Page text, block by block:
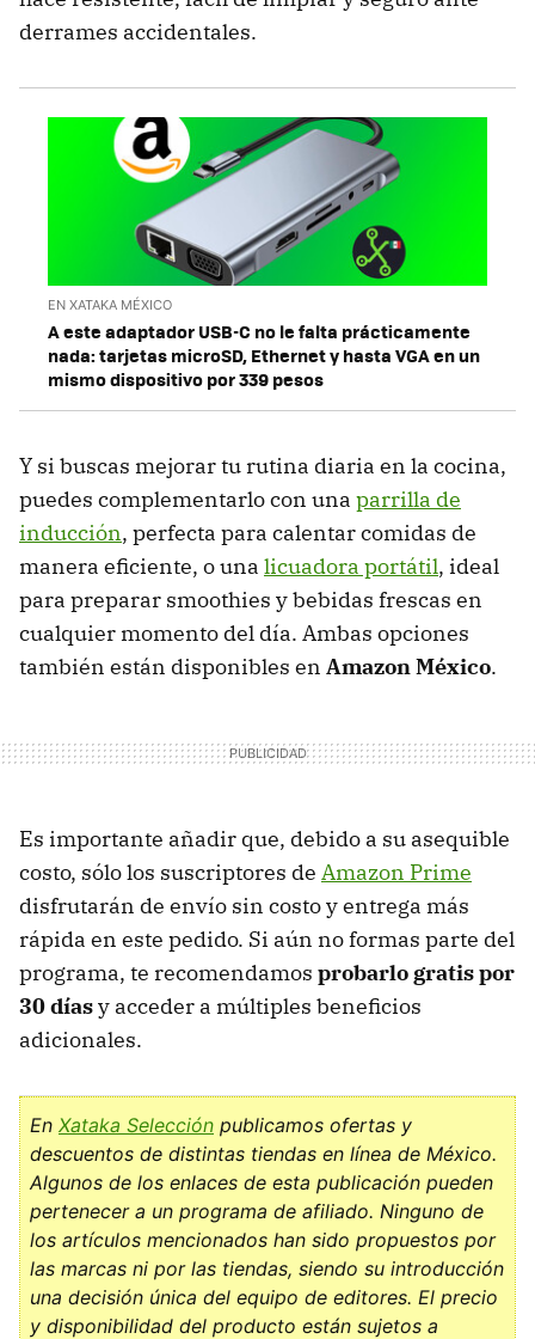
derrames accidentales.
EN XATAKA MÉXICO
A este adaptador USB-C no le falta prácticamente
nada: tarjetas microSD, Ethernet y hasta VGA en un
mismo dispositivo por 339 pesos
Y si buscas mejorar tu rutina diaria en la cocina,
puedes complementarlo con una parrilla de
inducción, perfecta para calentar comidas de
manera eficiente, o una licuadora portátil, ideal
para preparar smoothies y bebidas frescas en
cualquier momento del día. Ambas opciones
también están disponibles en Amazon México.
Es importante añadir que, debido a su asequible
costo, sólo los suscriptores de Amazon Prime
disfrutarán de envío sin costo y entrega más
rápida en este pedido. Si aún no formas parte del
programa, te recomendamos probarlo gratis por
30 díasy acceder a múltiples beneficios
adicionales.
En Xataka Selección publicamos ofertas y
descuentos de distintas tiendas en línea de México.
Algunos de los enlaces de esta publicación pueden
pertenecer a un programa de afiliado. Ninguno de
los artículos mencionados han sido propuestos por
las marcas ni por las tiendas, siendo su introducción
una decisión única del equipo de editores. El precio
y disponibilidad del producto están sujetos a